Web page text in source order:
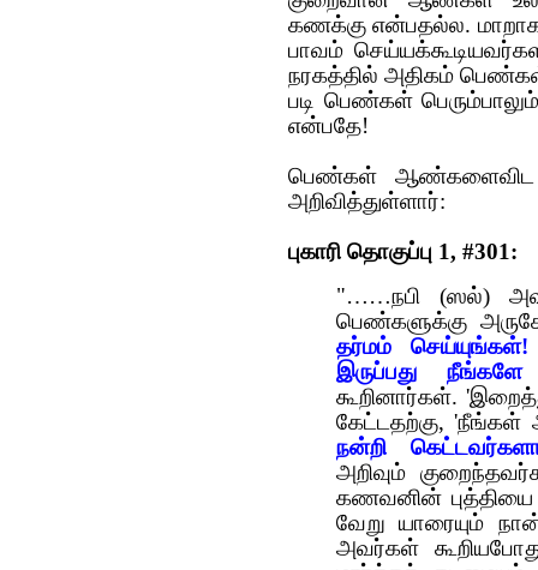
கணக்கு என்பதல்ல.
பாவம்
ந‌ர‌க‌த்தில் அதிக‌ம்
படி பெண்க‌ள்
என்ப‌தே!
பெண்கள் ஆண்களைவிட
அறிவித்துள்ளார்:
புகாரி தொகுப்பு 1, #301:
"……நபி (ஸல்)
பெண்களுக்கு
தர்மம்
இருப்பது
கூறினார்கள்.
கேட்டதற்கு, 'நீங்கள்
நன்றி
அறிவும்
கணவனின் புத்தியை
வேறு யாரையும்
அவர்கள்